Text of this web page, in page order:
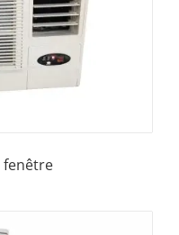
fenêtre